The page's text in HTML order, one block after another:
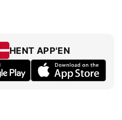
HENT APP'EN